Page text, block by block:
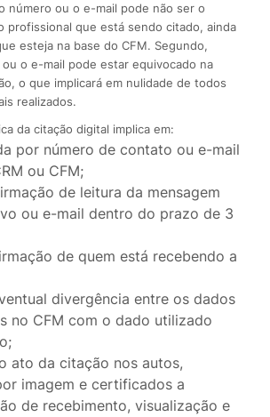
número ou o e-mail pode não ser o
profissional que está sendo citado, ainda
esteja na base do CFM. Segundo,
o e-mail pode estar equivocado na
o que implicará em nulidade de todos
realizados.
da citação digital implica em:
por número de contato ou e-mail
ou CFM;
de leitura da mensagem
ou e-mail dentro do prazo de 3
de quem está recebendo a
divergência entre os dados
no CFM com o dado utilizado
ato da citação nos autos,
imagem e certificados a
de recebimento, visualização e